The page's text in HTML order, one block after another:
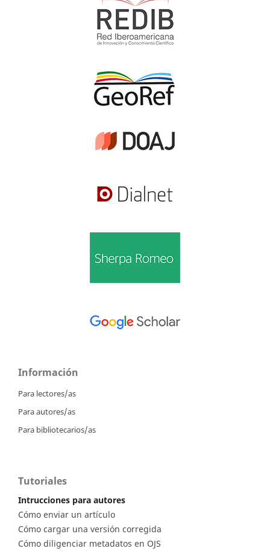
Información
Para lectores/as
Para autores/as
Para bibliotecarios/as
Tutoriales
Intrucciones para autores
Cómo enviar un artículo
Cómo cargar una versión corregida
Cómo diligenciar metadatos en OJS